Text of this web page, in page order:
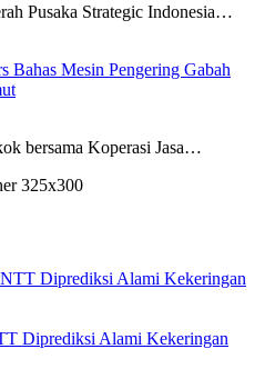
Pusaka Strategic Indonesia…
Bahas Mesin Pengering Gabah
bersama Koperasi Jasa…
Diprediksi Alami Kekeringan